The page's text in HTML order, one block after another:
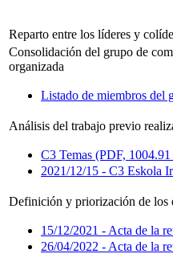
Reparto entre los líderes y
Consolidación del grupo de
organizada
Listado de miembros del
Análisis del trabajo previo
C3 Temas (PDF,
2021/12/15 - C3 Eskola
Definición y priorización de los
15/12/2021 - Acta de la
26/04/2022 - Acta de la